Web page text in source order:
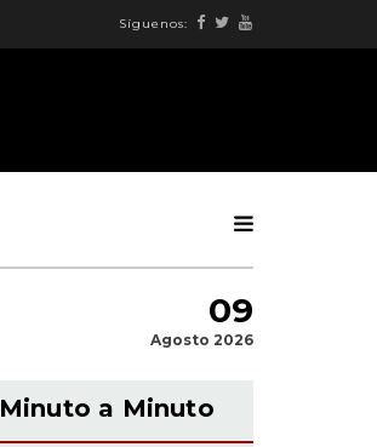
Síguenos:
09
Agosto 2026
Minuto a Minuto